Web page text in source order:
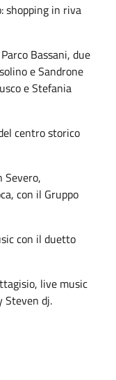
shopping in riva
Bassani, due
e Sandrone
e Stefania
centro storico
Severo,
con il Gruppo
con il duetto
live music
Steven dj.